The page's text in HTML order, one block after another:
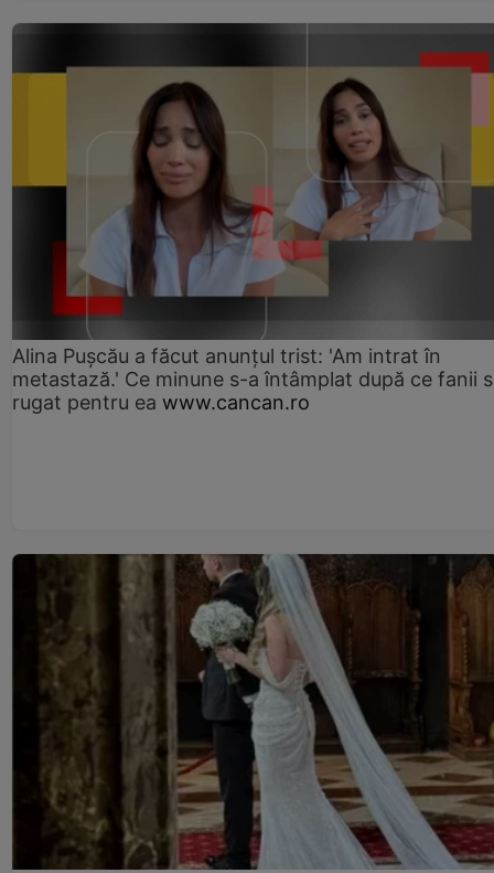
Alina Pușcău a făcut anunțul trist: 'Am intrat în
metastază.' Ce minune s-a întâmplat după ce fanii
rugat pentru ea www.cancan.ro